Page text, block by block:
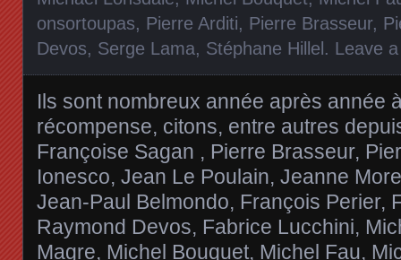
onsortoupas, Pierre Arditi, Pierre Brasseur,
Devos, Serge Lama, Stéphane Hillel. Leave
Ils sont nombreux année après année
récompense, citons, entre autres
Françoise Sagan , Pierre Brasseur,
Ionesco, Jean Le Poulain, Jeanne
Jean-Paul Belmondo, François Perier,
Raymond Devos, Fabrice Lucchini,
Magre, Michel Bouquet, Michel Fau,